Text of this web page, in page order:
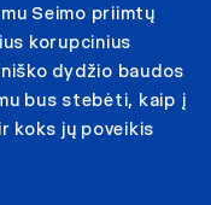
Seimo priimtų
korupcinius
dydžio baudos
bus stebėti, kaip į
koks jų poveikis